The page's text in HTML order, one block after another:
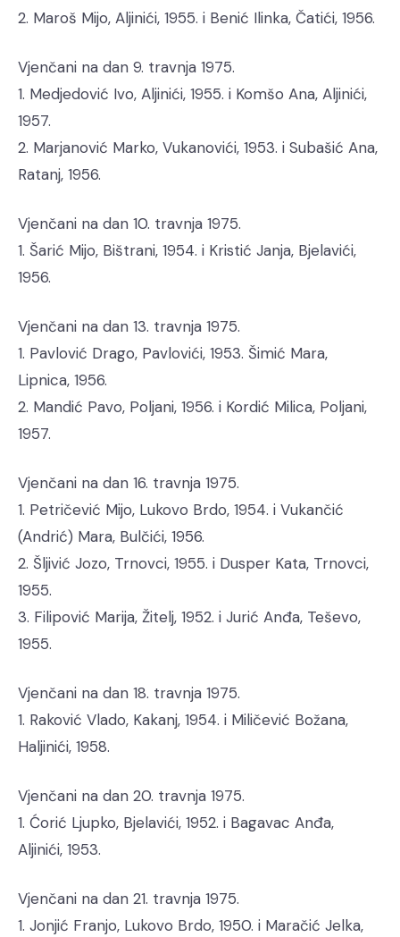
2. Maroš Mijo, Aljinići, 1955. i Benić Ilinka, Čatići, 1956.
Vjenčani na dan 9. travnja 1975.
1. Medjedović Ivo, Aljinići, 1955. i Komšo Ana, Aljinići,
1957.
2. Marjanović Marko, Vukanovići, 1953. i Subašić Ana,
Ratanj, 1956.
Vjenčani na dan 10. travnja 1975.
1. Šarić Mijo, Bištrani, 1954. i Kristić Janja, Bjelavići,
1956.
Vjenčani na dan 13. travnja 1975.
1. Pavlović Drago, Pavlovići, 1953. Šimić Mara,
Lipnica, 1956.
2. Mandić Pavo, Poljani, 1956. i Kordić Milica, Poljani,
1957.
Vjenčani na dan 16. travnja 1975.
1. Petričević Mijo, Lukovo Brdo, 1954. i Vukančić
(Andrić) Mara, Bulčići, 1956.
2. Šljivić Jozo, Trnovci, 1955. i Dusper Kata, Trnovci,
1955.
3. Filipović Marija, Žitelj, 1952. i Jurić Anđa, Teševo,
1955.
Vjenčani na dan 18. travnja 1975.
1. Raković Vlado, Kakanj, 1954. i Miličević Božana,
Haljinići, 1958.
Vjenčani na dan 20. travnja 1975.
1. Ćorić Ljupko, Bjelavići, 1952. i Bagavac Anđa,
Aljinići, 1953.
Vjenčani na dan 21. travnja 1975.
1. Jonjić Franjo, Lukovo Brdo, 1950. i Maračić Jelka,